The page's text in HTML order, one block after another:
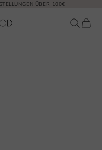
ÜBER 100€
Suche